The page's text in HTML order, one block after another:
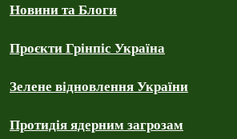
Новини та Блоги
Проєкти Грінпіс Україна
Зелене відновлення України
Протидія ядерним загрозам